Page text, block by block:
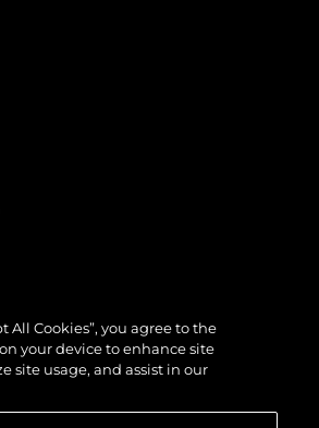
All Cookies”, you agree to the
your device to enhance site
site usage, and assist in our